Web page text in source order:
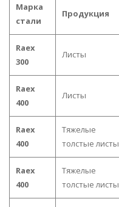
Марка
стали
Продукция
Raex
300
Листы
Raex
400
Листы
Raex
400
Тяжелые
толстые листы
Raex
400
Тяжелые
толстые листы